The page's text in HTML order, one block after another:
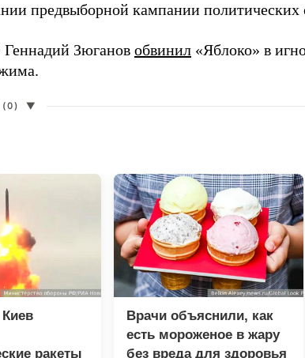
предвыборной кампании политических
Зюганов обвинил «Яблоко» в
▼
ракеты
Врачи объяснили, как
есть мороженое в жару
без вреда для здоровья